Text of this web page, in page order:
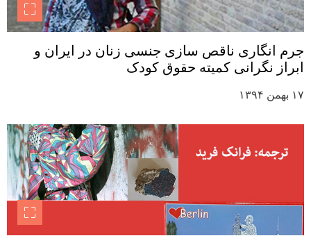
جرم انگاری ناقص سازی جنسی زنان در ایران و
ابراز نگرانی کمیته حقوق کودک
۱۷ بهمن ۱۳۹۴